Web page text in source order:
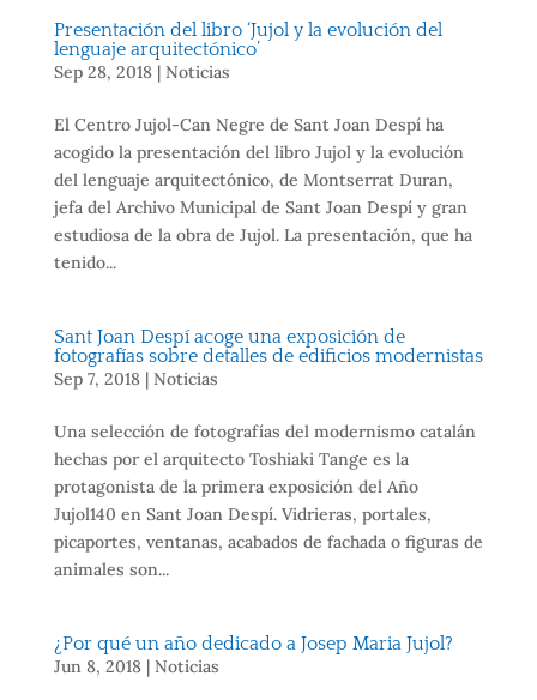
Presentación del libro ‘Jujol y la evolución del
lenguaje arquitectónico’
Sep 28, 2018| Noticias
El Centro Jujol-Can Negre de Sant Joan Despí ha
acogido la presentación del libro Jujol y la evolución
del lenguaje arquitectónico, de Montserrat Duran,
jefa del Archivo Municipal de Sant Joan Despí y gran
estudiosa de la obra de Jujol. La presentación, que ha
tenido...
Sant Joan Despí acoge una exposición de
fotografías sobre detalles de edificios modernistas
Sep 7, 2018| Noticias
Una selección de fotografías del modernismo catalán
hechas por el arquitecto Toshiaki Tange es la
protagonista de la primera exposición del Año
Jujol140 en Sant Joan Despí. Vidrieras, portales,
picaportes, ventanas, acabados de fachada o figuras de
animales son...
¿Por qué un año dedicado a Josep Maria Jujol?
Jun 8, 2018| Noticias